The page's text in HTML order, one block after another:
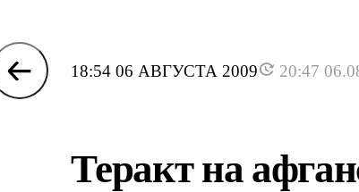
18:54 06 АВГУСТА 2009 20:47
Теракт на